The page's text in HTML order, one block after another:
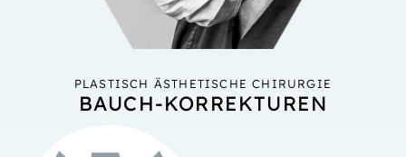
PLASTISCH ÄSTHETISCHE CHIRURGIE
BAUCH-KORREKTUREN